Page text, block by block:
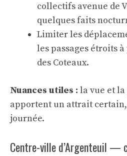
collectifs avenue de
quelques faits
Limiter les
les passages étroits
des Coteaux.
Nuances utiles : la vue et
apportent un attrait
journée.
Centre-ville d’Argenteuil —